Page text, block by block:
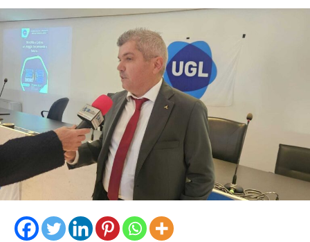
navi cisterna”. Poi, puntualizza che “Ponza ha un
gestore del servizio idrico e, pertanto, il Comune non
aveva contezza preventiva di queste situazioni”.